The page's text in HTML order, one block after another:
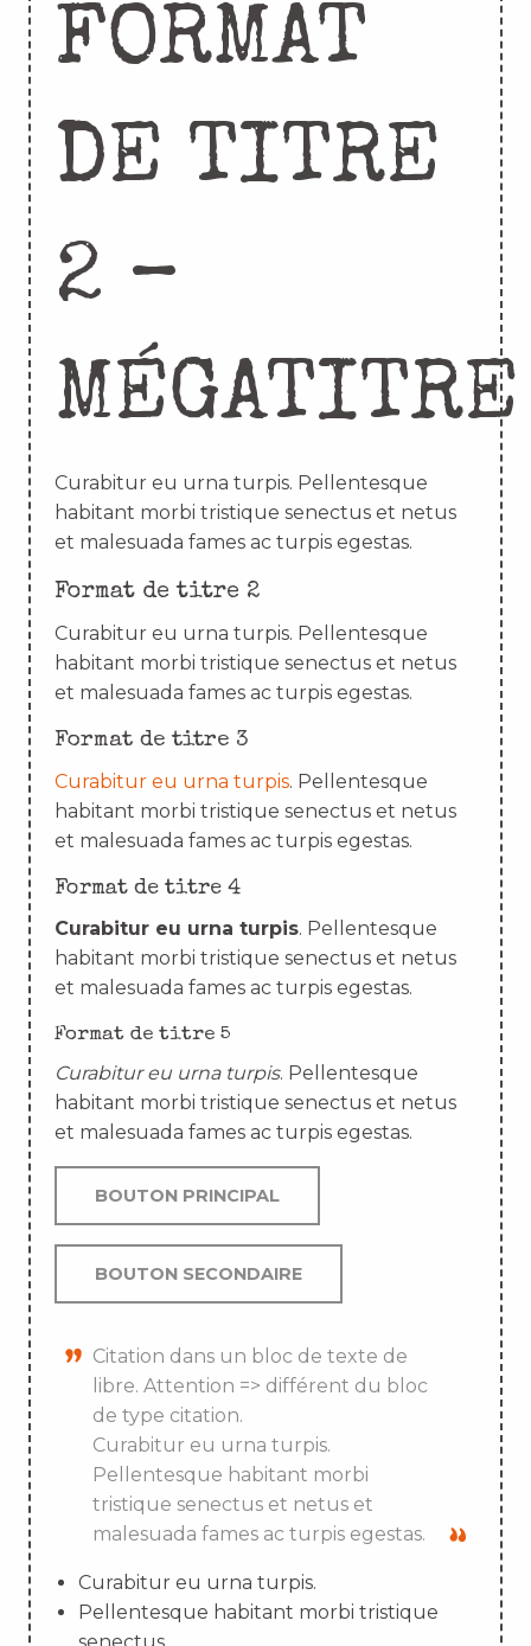
FORMAT
DE TITRE
2 –
MÉGATITRE
Curabitur eu urna turpis. Pellentesque
habitant morbi tristique senectus et netus
et malesuada fames ac turpis egestas.
Format de titre 2
Curabitur eu urna turpis. Pellentesque
habitant morbi tristique senectus et netus
et malesuada fames ac turpis egestas.
Format de titre 3
Curabitur eu urna turpis. Pellentesque
habitant morbi tristique senectus et netus
et malesuada fames ac turpis egestas.
Format de titre 4
Curabitur eu urna turpis. Pellentesque
habitant morbi tristique senectus et netus
et malesuada fames ac turpis egestas.
Format de titre 5
Curabitur eu urna turpis. Pellentesque
habitant morbi tristique senectus et netus
et malesuada fames ac turpis egestas.
BOUTON PRINCIPAL
BOUTON SECONDAIRE
Citation dans un bloc de texte de
libre. Attention => différent du bloc
de type citation.
Curabitur eu urna turpis.
Pellentesque habitant morbi
tristique senectus et netus et
malesuada fames ac turpis egestas.
Curabitur eu urna turpis.
Pellentesque habitant morbi tristique